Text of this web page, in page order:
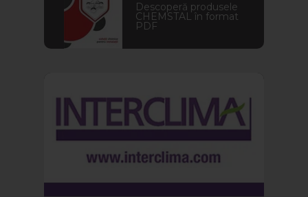
Descoperă produsele
CHEMSTAL în format
PDF